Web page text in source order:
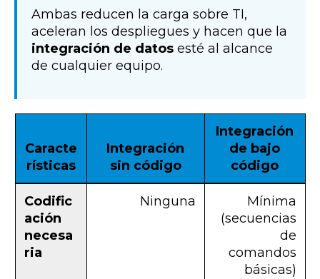
Ambas reducen la carga sobre TI,
aceleran los despliegues y hacen que la
integración de datos esté al alcance
de cualquier equipo.
Caracte
rísticas
Integración
sin código
Integración
de bajo
código
Codific
ación
necesa
ria
Ninguna
Mínima
(secuencias
de
comandos
básicas)